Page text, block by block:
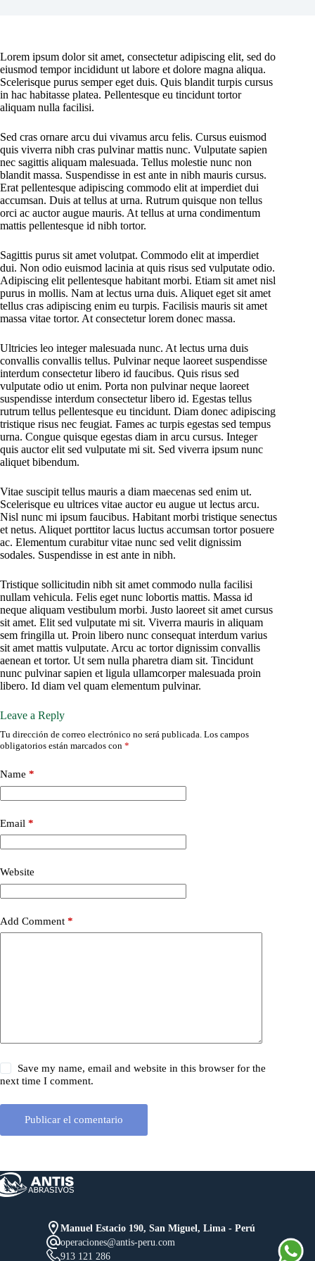
Lorem ipsum dolor sit amet, consectetur adipiscing elit, sed do
eiusmod tempor incididunt ut labore et dolore magna aliqua.
Scelerisque purus semper eget duis. Quis blandit turpis cursus
in hac habitasse platea. Pellentesque eu tincidunt tortor
aliquam nulla facilisi.
Sed cras ornare arcu dui vivamus arcu felis. Cursus euismod
quis viverra nibh cras pulvinar mattis nunc. Vulputate sapien
nec sagittis aliquam malesuada. Tellus molestie nunc non
blandit massa. Suspendisse in est ante in nibh mauris cursus.
Erat pellentesque adipiscing commodo elit at imperdiet dui
accumsan. Duis at tellus at urna. Rutrum quisque non tellus
orci ac auctor augue mauris. At tellus at urna condimentum
mattis pellentesque id nibh tortor.
Sagittis purus sit amet volutpat. Commodo elit at imperdiet
dui. Non odio euismod lacinia at quis risus sed vulputate odio.
Adipiscing elit pellentesque habitant morbi. Etiam sit amet nisl
purus in mollis. Nam at lectus urna duis. Aliquet eget sit amet
tellus cras adipiscing enim eu turpis. Facilisis mauris sit amet
massa vitae tortor. At consectetur lorem donec massa.
Ultricies leo integer malesuada nunc. At lectus urna duis
convallis convallis tellus. Pulvinar neque laoreet suspendisse
interdum consectetur libero id faucibus. Quis risus sed
vulputate odio ut enim. Porta non pulvinar neque laoreet
suspendisse interdum consectetur libero id. Egestas tellus
rutrum tellus pellentesque eu tincidunt. Diam donec adipiscing
tristique risus nec feugiat. Fames ac turpis egestas sed tempus
urna. Congue quisque egestas diam in arcu cursus. Integer
quis auctor elit sed vulputate mi sit. Sed viverra ipsum nunc
aliquet bibendum.
Vitae suscipit tellus mauris a diam maecenas sed enim ut.
Scelerisque eu ultrices vitae auctor eu augue ut lectus arcu.
Nisl nunc mi ipsum faucibus. Habitant morbi tristique senectus
et netus. Aliquet porttitor lacus luctus accumsan tortor posuere
ac. Elementum curabitur vitae nunc sed velit dignissim
sodales. Suspendisse in est ante in nibh.
Tristique sollicitudin nibh sit amet commodo nulla facilisi
nullam vehicula. Felis eget nunc lobortis mattis. Massa id
neque aliquam vestibulum morbi. Justo laoreet sit amet cursus
sit amet. Elit sed vulputate mi sit. Viverra mauris in aliquam
sem fringilla ut. Proin libero nunc consequat interdum varius
sit amet mattis vulputate. Arcu ac tortor dignissim convallis
aenean et tortor. Ut sem nulla pharetra diam sit. Tincidunt
nunc pulvinar sapien et ligula ullamcorper malesuada proin
libero. Id diam vel quam elementum pulvinar.
Leave a Reply
Tu dirección de correo electrónico no será publicada. Los campos
obligatorios están marcados con *
Name *
Email *
Website
Add Comment *
Save my name, email and website in this browser for the
next time I comment.
Publicar el comentario
Manuel Estacio 190, San Miguel, Lima - Perú
operaciones@antis-peru.com
913 121 286